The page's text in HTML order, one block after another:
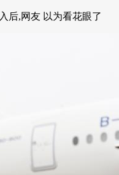
后,网友 以为看花眼了